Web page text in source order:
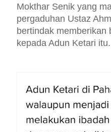
Mokthar Senik yang
pergaduhan Ustaz
bertindak memberikan
kepada Adun Ketari itu.